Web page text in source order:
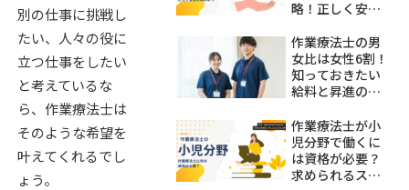
別の仕事に挑戦し
たい、人々の役に
立つ仕事をしたい
と考えているな
ら、作業療法士は
そのような希望を
叶えてくれるでし
ょう。
略！正しく安全
作業療法士の男
女比は女性6割！
知っておきたい
給料と昇進の課
作業療法士が小
児分野で働くに
は資格が必要？
求められるスキ